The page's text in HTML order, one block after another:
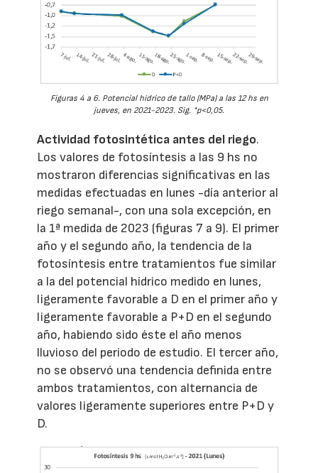
Figuras 4 a 6. Potencial hídrico de tallo (MPa) a las 12 hs en
jueves, en 2021-2023. Sig. *p<0,05.
Actividad fotosintética antes del riego.
Los valores de fotosíntesis a las 9 hs no
mostraron diferencias significativas en las
medidas efectuadas en lunes -día anterior al
riego semanal-, con una sola excepción, en
la 1ª medida de 2023 (figuras 7 a 9). El primer
año y el segundo año, la tendencia de la
fotosíntesis entre tratamientos fue similar
a la del potencial hídrico medido en lunes,
ligeramente favorable a D en el primer año y
ligeramente favorable a P+D en el segundo
año, habiendo sido éste el año menos
lluvioso del periodo de estudio. El tercer año,
no se observó una tendencia definida entre
ambos tratamientos, con alternancia de
valores ligeramente superiores entre P+D y
D.